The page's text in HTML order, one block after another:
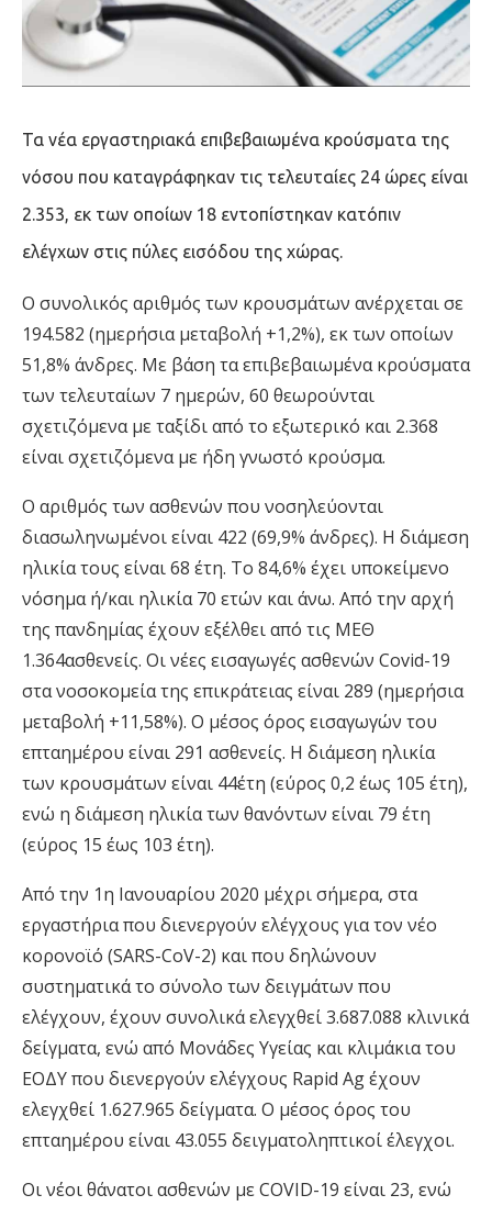
Τα νέα εργαστηριακά επιβεβαιωμένα κρούσματα της
νόσου που καταγράφηκαν τις τελευταίες 24 ώρες είναι
2.353, εκ των οποίων 18 εντοπίστηκαν κατόπιν
ελέγχων στις πύλες εισόδου της χώρας.
Ο συνολικός αριθμός των κρουσμάτων ανέρχεται σε
194.582 (ημερήσια μεταβολή +1,2%), εκ των οποίων
51,8% άνδρες. Με βάση τα επιβεβαιωμένα κρούσματα
των τελευταίων 7 ημερών, 60 θεωρούνται
σχετιζόμενα με ταξίδι από το εξωτερικό και 2.368
είναι σχετιζόμενα με ήδη γνωστό κρούσμα.
Ο αριθμός των ασθενών που νοσηλεύονται
διασωληνωμένοι είναι 422 (69,9% άνδρες). Η διάμεση
ηλικία τους είναι 68 έτη. To 84,6% έχει υποκείμενο
νόσημα ή/και ηλικία 70 ετών και άνω. Από την αρχή
της πανδημίας έχουν εξέλθει από τις ΜΕΘ
1.364ασθενείς. Οι νέες εισαγωγές ασθενών Covid-19
στα νοσοκομεία της επικράτειας είναι 289 (ημερήσια
μεταβολή +11,58%). Ο μέσος όρος εισαγωγών του
επταημέρου είναι 291 ασθενείς. Η διάμεση ηλικία
των κρουσμάτων είναι 44έτη (εύρος 0,2 έως 105 έτη),
ενώ η διάμεση ηλικία των θανόντων είναι 79 έτη
(εύρος 15 έως 103 έτη).
Από την 1η Ιανουαρίου 2020 μέχρι σήμερα, στα
εργαστήρια που διενεργούν ελέγχους για τον νέο
κορονοϊό (SARS-CoV-2) και που δηλώνουν
συστηματικά το σύνολο των δειγμάτων που
ελέγχουν, έχουν συνολικά ελεγχθεί 3.687.088 κλινικά
δείγματα, ενώ από Μονάδες Υγείας και κλιμάκια του
ΕΟΔΥ που διενεργούν ελέγχους Rapid Ag έχουν
ελεγχθεί 1.627.965 δείγματα. O μέσος όρος του
επταημέρου είναι 43.055 δειγματοληπτικοί έλεγχοι.
Οι νέοι θάνατοι ασθενών με COVID-19 είναι 23, ενώ